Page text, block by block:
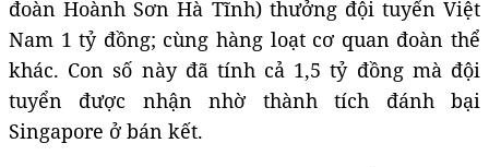
đoàn Hoành Sơn Hà Tĩnh) thưởng đội tuyển Việt
Nam 1 tỷ đồng; cùng hàng loạt cơ quan đoàn thể
khác. Con số này đã tính cả 1,5 tỷ đồng mà đội
tuyển được nhận nhờ thành tích đánh bại
Singapore ở bán kết.